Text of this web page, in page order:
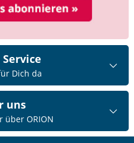
Dich da
uns
über ORION